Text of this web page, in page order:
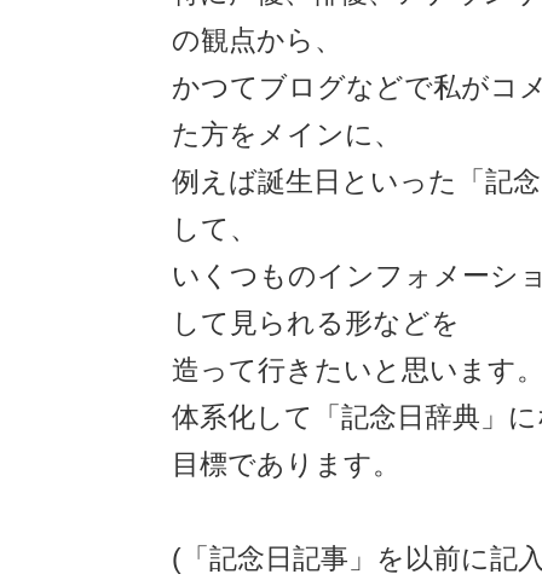
の観点から、
かつてブログなどで私がコ
た方をメインに、
例えば誕生日といった「記
して、
いくつものインフォメーシ
して見られる形などを
造って行きたいと思います
体系化して「記念日辞典」
目標であります。
(「記念日記事」を以前に記